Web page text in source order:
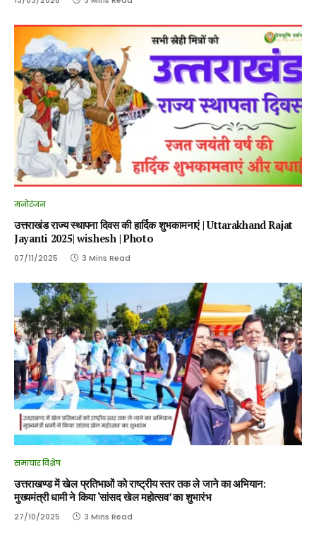
मनोरंजन
उत्तराखंड राज्य स्थापना दिवस की हार्दिक शुभकामनाएं | Uttarakhand Rajat
Jayanti 2025| wishesh | Photo
07/11/2025 3 Mins Read
समाचार विशेष
उत्तराखण्ड में खेल प्रतिभाओं को राष्ट्रीय स्तर तक ले जाने का अभियान:
मुख्यमंत्री धामी ने किया ‘सांसद खेल महोत्सव’ का शुभारंभ
27/10/2025 3 Mins Read